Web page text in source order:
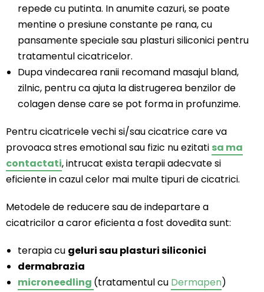
repede cu putinta. In anumite cazuri, se poate
mentine o presiune constante pe rana, cu
pansamente speciale sau plasturi siliconici pentru
tratamentul cicatricelor.
Dupa vindecarea ranii recomand masajul bland,
zilnic, pentru ca ajuta la distrugerea benzilor de
colagen dense care se pot forma in profunzime.
Pentru cicatricele vechi si/sau cicatrice care va
provoaca stres emotional sau fizic nu ezitati sa ma
contactati, intrucat exista terapii adecvate si
eficiente in cazul celor mai multe tipuri de cicatrici.
Metodele de reducere sau de indepartare a
cicatricilor a caror eficienta a fost dovedita sunt:
terapia cu geluri sau plasturi siliconici
dermabrazia
microneedling (tratamentul cu Dermapen)